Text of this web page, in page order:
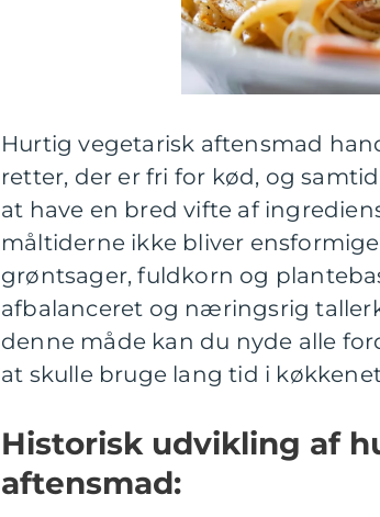
Hurtig vegetarisk aftensmad
retter, der er fri for kød, og
at have en bred vifte af
måltiderne ikke bliver
grøntsager, fuldkorn og
afbalanceret og næringsrig
denne måde kan du nyde alle
at skulle bruge lang tid i
Historisk udvikling af
aftensmad: